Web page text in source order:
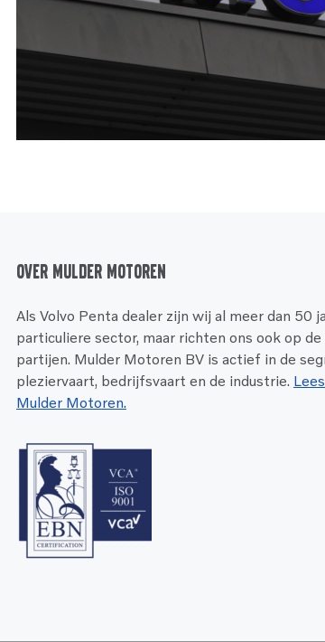
Over Mulder Motoren
Als Volvo Penta dealer zijn wij al meer dan 50
particuliere sector, maar richten ons ook op
partijen. Mulder Motoren BV is actief in de
pleziervaart, bedrijfsvaart en de industrie.
Mulder Motoren.